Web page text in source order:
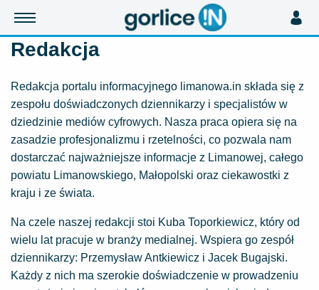
Redakcja
Redakcja portalu informacyjnego limanowa.in składa się z
zespołu doświadczonych dziennikarzy i specjalistów w
dziedzinie mediów cyfrowych. Nasza praca opiera się na
zasadzie profesjonalizmu i rzetelności, co pozwala nam
dostarczać najważniejsze informacje z Limanowej, całego
powiatu Limanowskiego, Małopolski oraz ciekawostki z
kraju i ze świata.
Na czele naszej redakcji stoi Kuba Toporkiewicz, który od
wielu lat pracuje w branży medialnej. Wspiera go zespół
dziennikarzy: Przemysław Antkiewicz i Jacek Bugajski.
Każdy z nich ma szerokie doświadczenie w prowadzeniu